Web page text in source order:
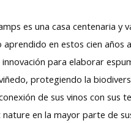
es una casa centenaria y
en estos cien años
para elaborar
protegiendo la
de sus vinos con sus
en la mayor parte de